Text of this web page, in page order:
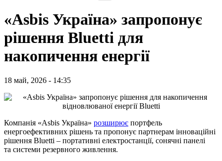
«Asbis Україна» запропонує
рішення Bluetti для
накопичення енергії
18 май, 2026 - 14:35
Компанія «Asbis Україна» розширює портфель
енергоефективних рішень та пропонує партнерам інноваційні
рішення Bluetti – портативні електростанції, сонячні панелі
та системи резервного живлення.